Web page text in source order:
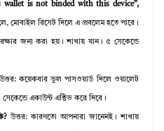
wallet is not binded with this device”,
মোবাইল রিসেট দিলে এ প্রবলেম হতে পারে।
জন্য করা হয়। শাখায় যান। ৫ সেকেন্ডে
কয়েকবার ভুল পাসওয়ার্ড দিলে ওয়ালেট
একাউন্ট এক্টিভ করে দিবে।
উত্তর: কারণতো আপনারা জানেনই। শাখায়